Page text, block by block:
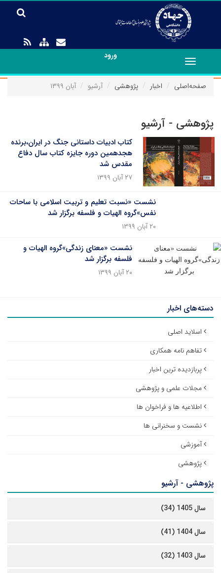
ورود
Toggle
navigation
صفحه‌اصلی
اخبار پژوهشی آرشیو آبان ۱۳۹۹
پژوهشی - آرشیو
کتاب ادبیات داستانی جنگ در ایران،برنده
هجدهمین دوره جایزه کتاب سال دفاع
مقدس شد
۲۷ آبان ۱۳۹۹
نشست «نسبت تعلیم و تربیت اسلامی با ساحات
نفس»گروه الهیات و فلسفه برگزار شد
۲۰ آبان ۱۳۹۹
نشست «معنای زندگی»گروه الهیات و
فلسفه برگزار شد
۲۰ آبان ۱۳۹۹
دسته‌های اخبار
اسلاید اصلی
تفاهم نامه همکاری
پربازدیده ترین اخبار
مجلات علمی و پژوهشی
اطلاعیه ها و فراخوان ها
نشست و سخنرانی ها
آموزشی
پژوهشی
پژوهشی - آرشیو
سال 1405 (34)
سال 1404 (41)
سال 1403 (32)